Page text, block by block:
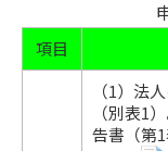
項目
（1）法
（別表1
告書（第1